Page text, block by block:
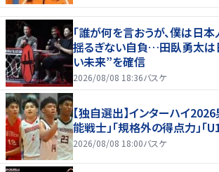
「誰が何を言おうが、僕は日
揺るぎない自負…田臥勇太は
い未来”を確信
2026/08/08 18:36バスケ
【独自選出】インターハイ
能戦士」「規格外の得点力」「
2026/08/08 18:00バスケ